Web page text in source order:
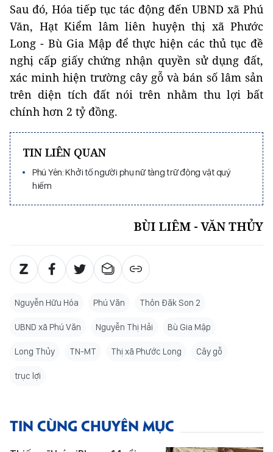
Sau đó, Hóa tiếp tục tác động đến UBND xã Phú
Văn, Hạt Kiểm lâm liên huyện thị xã Phước
Long - Bù Gia Mập để thực hiện các thủ tục đề
nghị cấp giấy chứng nhận quyền sử dụng đất,
xác minh hiện trường cây gỗ và bán số lâm sản
trên diện tích đất nói trên nhằm thu lợi bất
chính hơn 2 tỷ đồng.
TIN LIÊN QUAN
Phú Yên: Khởi tố người phụ nữ tàng trữ động vật quý
hiếm
BÙI LIÊM - VĂN THỦY
Nguyễn Hữu Hóa Phú Văn Thôn Đăk Son 2
UBND xã Phú Văn Nguyễn Thị Hải Bù Gia Mập
Long Thủy TN-MT Thị xã Phước Long Cây gỗ
trục lợi
TIN CÙNG CHUYÊN MỤC